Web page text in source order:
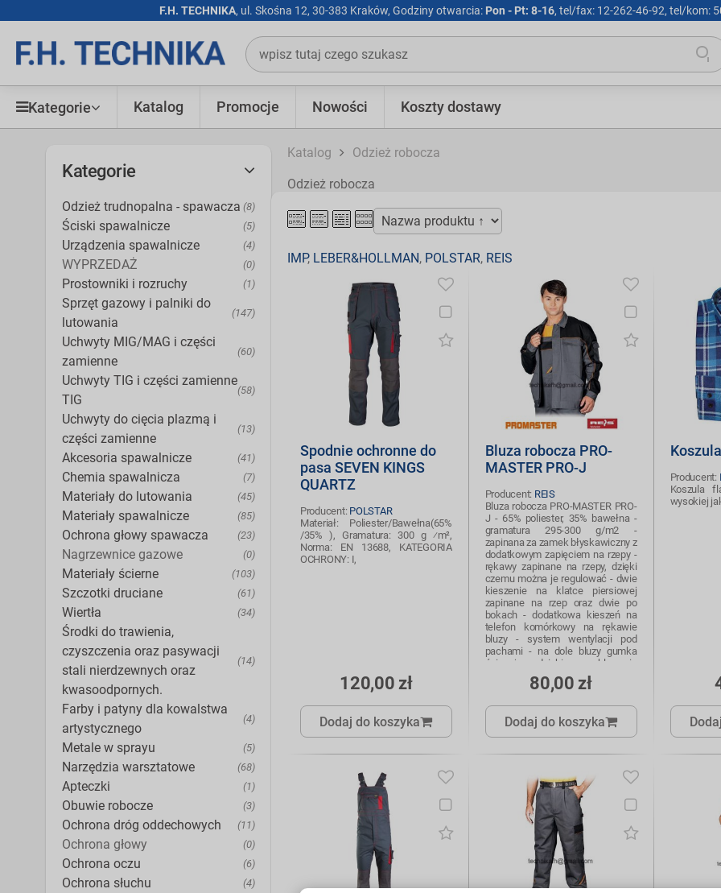
F.H. TECHNIKA, ul. Skośna 12, 30-383 Kraków, Godziny otwarcia: Pon - Pt: 8-16, tel/fax: 12-262-46-92, tel/kom:
Kategorie Katalog Promocje Nowości Koszty dostawy
Kategorie
Odzież trudnopalna - spawacza (8)
Ściski spawalnicze (5)
Urządzenia spawalnicze (4)
WYPRZEDAŻ (0)
Prostowniki i rozruchy (1)
Sprzęt gazowy i palniki do
lutowania
(147)
Uchwyty MIG/MAG i części
zamienne
(60)
Uchwyty TIG i części zamienne
TIG
(58)
Uchwyty do cięcia plazmą i
części zamienne
(13)
Akcesoria spawalnicze (41)
Chemia spawalnicza (7)
Materiały do lutowania (45)
Materiały spawalnicze (85)
Ochrona głowy spawacza (23)
Nagrzewnice gazowe (0)
Materiały ścierne (103)
Szczotki druciane (61)
Wiertła (34)
Środki do trawienia,
czyszczenia oraz pasywacji
stali nierdzewnych oraz
kwasoodpornych.
(14)
Farby i patyny dla kowalstwa
artystycznego
(4)
Metale w sprayu (5)
Narzędzia warsztatowe (68)
Apteczki (1)
Obuwie robocze (3)
Ochrona dróg oddechowych (11)
Ochrona głowy (0)
Ochrona oczu (6)
Ochrona słuchu (4)
Katalog Odzież robocza
Odzież robocza
IMP, LEBER&HOLLMAN, POLSTAR, REIS
Spodnie ochronne do
pasa SEVEN KINGS
QUARTZ
Producent: POLSTAR
Materiał: Poliester/Bawełna(65%
/35% ), Gramatura: 300 g ⁄m²,
Norma: EN 13688, KATEGORIA
OCHRONY: I,
120,00 zł
Dodaj do koszyka
Bluza robocza PRO-
MASTER PRO-J
Producent: REIS
Bluza robocza PRO-MASTER PRO-
J - 65% poliester, 35% bawełna -
gramatura 295-300 g/m2 -
zapinana za zamek błyskawiczny z
dodatkowym zapięciem na rzepy -
rękawy zapinane na rzepy, dzięki
czemu można je regulować - dwie
kieszenie na klatce piersiowej
zapinane na rzep oraz dwie po
bokach - dodatkowa kieszeń na
telefon komórkowy na rękawie
bluzy - system wentylacji pod
pachami - na dole bluzy gumka
ściągająca, dzięki czemu bluza nie
odstaje i zabezpiecza przed
wiatrem - dodatkowe wstawki z
plecach, zwiększają komfort
użytkowania
80,00 zł
Dodaj do koszyka
Producent:
Koszula
wysokiej